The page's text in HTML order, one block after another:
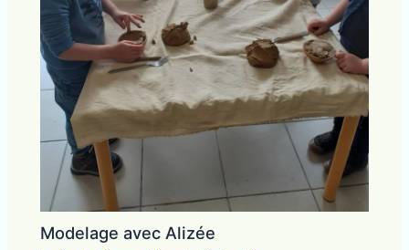
Modelage avec Alizée